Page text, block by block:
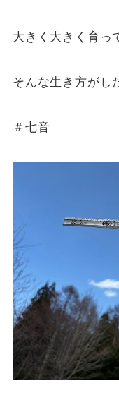
大きく大きく育っ
そんな生き方がし
＃七音